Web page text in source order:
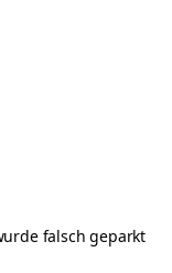
falsch geparkt